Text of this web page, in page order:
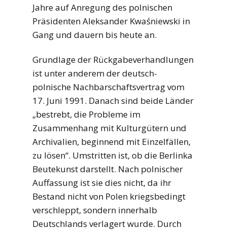
Jahre auf Anregung des polnischen
Präsidenten Aleksander Kwaśniewski in
Gang und dauern bis heute an.
Grundlage der Rückgabeverhandlungen
ist unter anderem der deutsch-
polnische Nachbarschaftsvertrag vom
17. Juni 1991. Danach sind beide Länder
„bestrebt, die Probleme im
Zusammenhang mit Kulturgütern und
Archivalien, beginnend mit Einzelfällen,
zu lösen“. Umstritten ist, ob die Berlinka
Beutekunst darstellt. Nach polnischer
Auffassung ist sie dies nicht, da ihr
Bestand nicht von Polen kriegsbedingt
verschleppt, sondern innerhalb
Deutschlands verlagert wurde. Durch